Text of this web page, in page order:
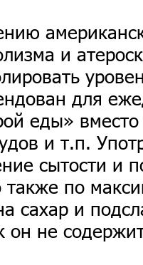
и
для
еды»
и т.п.
сытости и
по
сахар и
он не